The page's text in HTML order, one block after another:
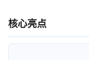
核心亮点